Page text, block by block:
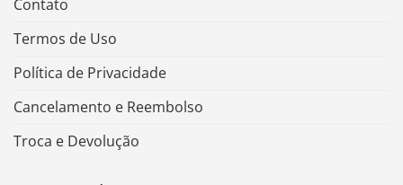
Contato
Termos de Uso
Política de Privacidade
Cancelamento e Reembolso
Troca e Devolução